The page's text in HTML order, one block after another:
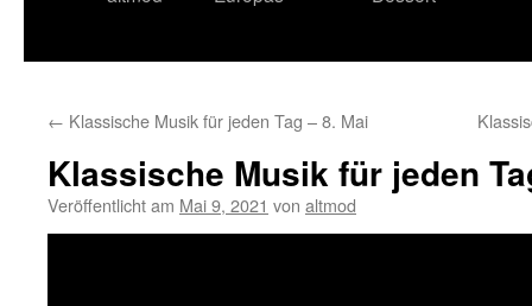
← Klassische Musik für jeden Tag – 8. Mai
Klassische Musik für jeden
Veröffentlicht am Mai 9, 2021 von altmod